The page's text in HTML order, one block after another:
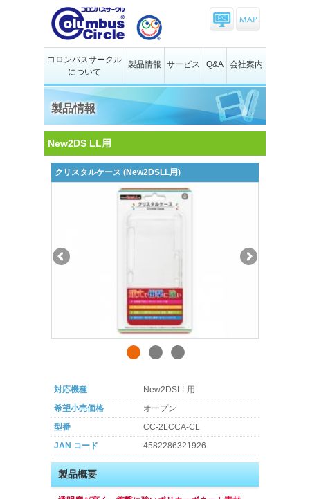
コロンバスサークル
について
製品情報 サービス Q&A 会社案内
製品情報
New2DS LL用
クリスタルケース (New2DSLL用)
対応機種
New2DSLL用
希望小売価格
オープン
型番
CC-2LCCA-CL
JAN コード
4582286321926
製品概要